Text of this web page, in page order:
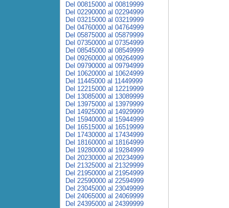
Del 00815000 al 00819999
Del 02290000 al 02294999
Del 03215000 al 03219999
Del 04760000 al 04764999
Del 05875000 al 05879999
Del 07350000 al 07354999
Del 08545000 al 08549999
Del 09260000 al 09264999
Del 09790000 al 09794999
Del 10620000 al 10624999
Del 11445000 al 11449999
Del 12215000 al 12219999
Del 13085000 al 13089999
Del 13975000 al 13979999
Del 14925000 al 14929999
Del 15940000 al 15944999
Del 16515000 al 16519999
Del 17430000 al 17434999
Del 18160000 al 18164999
Del 19280000 al 19284999
Del 20230000 al 20234999
Del 21325000 al 21329999
Del 21950000 al 21954999
Del 22590000 al 22594999
Del 23045000 al 23049999
Del 24065000 al 24069999
Del 24395000 al 24399999